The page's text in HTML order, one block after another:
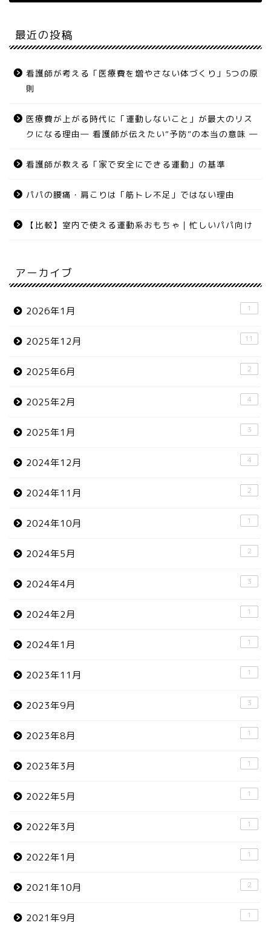
最近の投稿
看護師が考える「医療費を増やさない体づくり」5つの原
則
医療費が上がる時代に「運動しないこと」が最大のリス
クになる理由― 看護師が伝えたい“予防”の本当の意味 ―
看護師が教える「家で安全にできる運動」の基準
パパの腰痛・肩こりは「筋トレ不足」ではない理由
【比較】室内で使える運動系おもちゃ｜忙しいパパ向け
アーカイブ
2026年1月 1
2025年12月 11
2025年6月 2
2025年2月 4
2025年1月 3
2024年12月 4
2024年11月 2
2024年10月 1
2024年5月 2
2024年4月 3
2024年2月 1
2024年1月 1
2023年11月 1
2023年9月 3
2023年8月 1
2023年3月 1
2022年5月 1
2022年3月 1
2022年1月 1
2021年10月 2
2021年9月 1